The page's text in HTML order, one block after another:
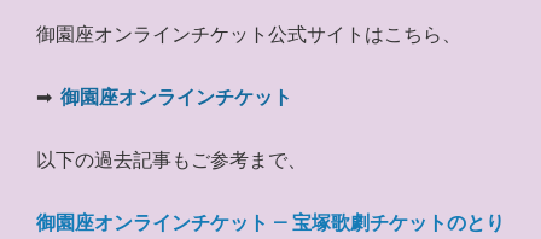
御園座オンラインチケット公式サイトはこちら、
➡ 御園座オンラインチケット
以下の過去記事もご参考まで、
御園座オンラインチケット – 宝塚歌劇チケットのとり